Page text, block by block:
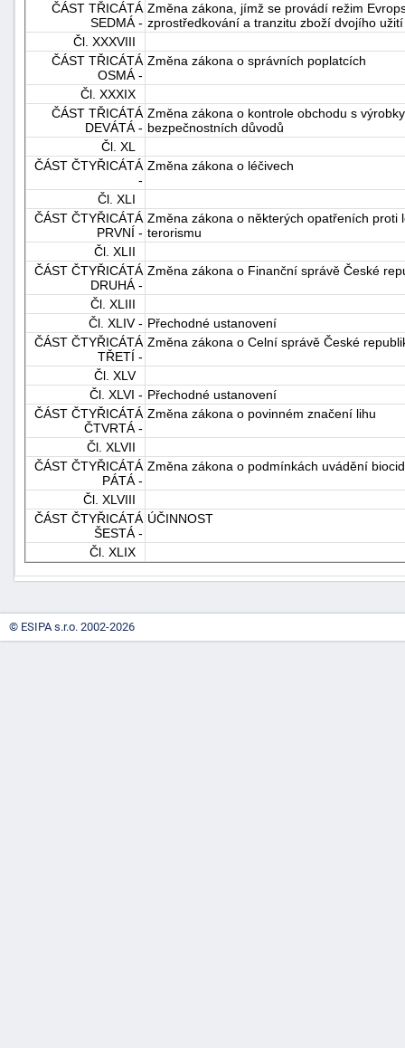
ČÁST TŘICÁTÁ
SEDMÁ -
Změna zákona, jímž se provádí režim
zprostředkování a tranzitu zboží dvojího užití
Čl. XXXVIII
ČÁST TŘICÁTÁ
OSMÁ -
Změna zákona o správních poplatcích
Čl. XXXIX
ČÁST TŘICÁTÁ
DEVÁTÁ -
Změna zákona o kontrole obchodu s
bezpečnostních důvodů
Čl. XL
ČÁST ČTYŘICÁTÁ
-
Změna zákona o léčivech
Čl. XLI
ČÁST ČTYŘICÁTÁ
PRVNÍ -
Změna zákona o některých opatřeních proti
terorismu
Čl. XLII
ČÁST ČTYŘICÁTÁ
DRUHÁ -
Změna zákona o Finanční správě České
Čl. XLIII
Čl. XLIV - Přechodné ustanovení
ČÁST ČTYŘICÁTÁ
TŘETÍ -
Změna zákona o Celní správě České
Čl. XLV
Čl. XLVI - Přechodné ustanovení
ČÁST ČTYŘICÁTÁ
ČTVRTÁ -
Změna zákona o povinném značení lihu
Čl. XLVII
ČÁST ČTYŘICÁTÁ
PÁTÁ -
Změna zákona o podmínkách uvádění
Čl. XLVIII
ČÁST ČTYŘICÁTÁ
ŠESTÁ -
ÚČINNOST
Čl. XLIX
© ESIPA s.r.o. 2002-2026